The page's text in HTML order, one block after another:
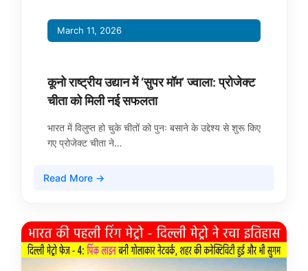
March 11, 2026
कूनो राष्ट्रीय उद्यान में ‘सुपर मॉम’ ज्वाला: प्रोजेक्ट
चीता को मिली नई सफलता
भारत में विलुप्त हो चुके चीतों को पुनः बसाने के उद्देश्य से शुरू किए
गए प्रोजेक्ट चीता ने…
Read More →